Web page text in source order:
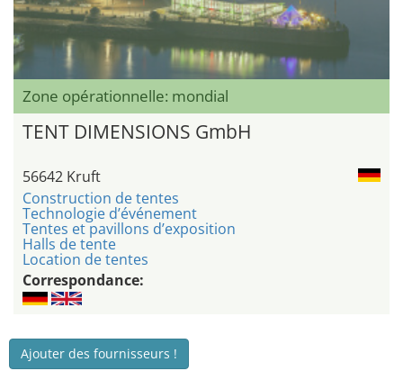
Zone opérationnelle: mondial
TENT DIMENSIONS GmbH
56642 Kruft
Construction de tentes
Technologie d’événement
Tentes et pavillons d’exposition
Halls de tente
Location de tentes
Correspondance:
Ajouter des fournisseurs !